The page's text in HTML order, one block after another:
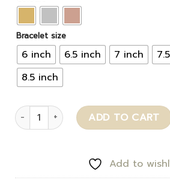
Bracelet size
6 inch 6.5 inch 7 inch
8.5 inch
Miami quantity ADD TO CART
Add to